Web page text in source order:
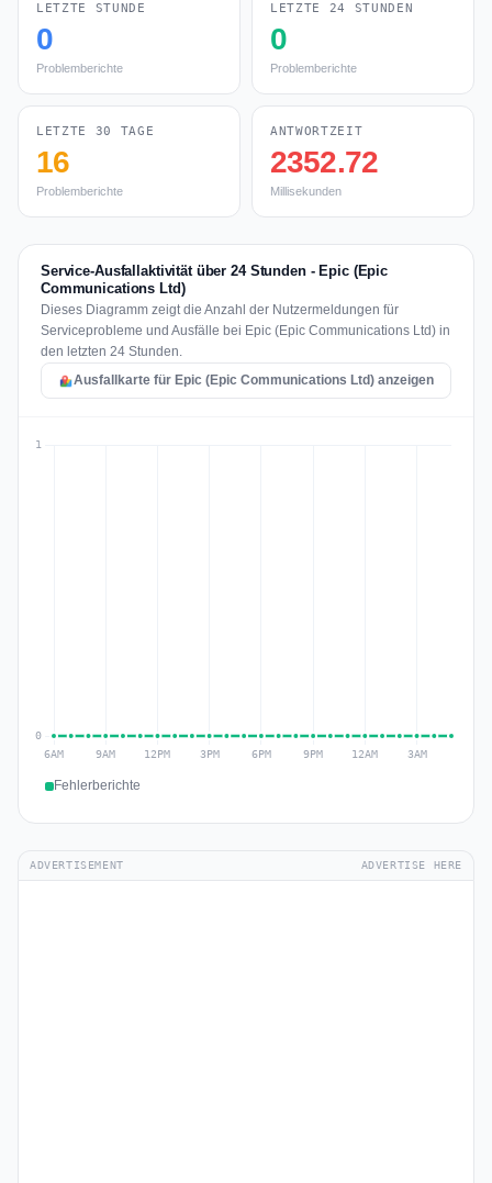
LETZTE STUNDE
0
Problemberichte
LETZTE 24 STUNDEN
0
Problemberichte
LETZTE 30 TAGE
16
Problemberichte
ANTWORTZEIT
2352.72
Millisekunden
Service-Ausfallaktivität über 24 Stunden - Epic (Epic
Communications Ltd)
Dieses Diagramm zeigt die Anzahl der Nutzermeldungen für
Serviceprobleme und Ausfälle bei Epic (Epic Communications Ltd) in
den letzten 24 Stunden.
Ausfallkarte für Epic (Epic Communications Ltd) anzeigen
Fehlerberichte
ADVERTISEMENT ADVERTISE HERE